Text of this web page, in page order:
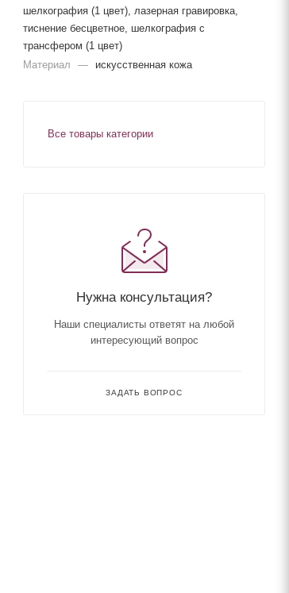
шелкография (1 цвет), лазерная гравировка,
тиснение бесцветное, шелкография с
трансфером (1 цвет)
Материал
— искусственная кожа
Все товары категории
Нужна консультация?
Наши специалисты ответят на любой
интересующий вопрос
ЗАДАТЬ ВОПРОС